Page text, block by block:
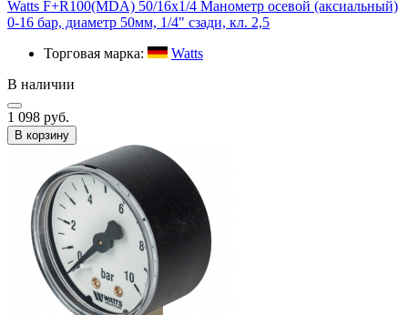
Watts F+R100(MDA) 50/16x1/4 Манометр осевой (аксиальный)
0-16 бар, диаметр 50мм, 1/4" сзади, кл. 2,5
Торговая марка:
Watts
В наличии
1 098 руб.
В корзину